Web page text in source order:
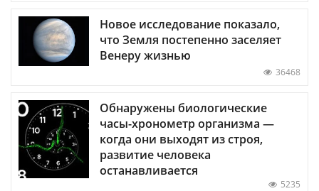
Новое исследование показало,
что Земля постепенно заселяет
Венеру жизнью
36468
Обнаружены биологические
часы-хронометр организма —
когда они выходят из строя,
развитие человека
останавливается
5235